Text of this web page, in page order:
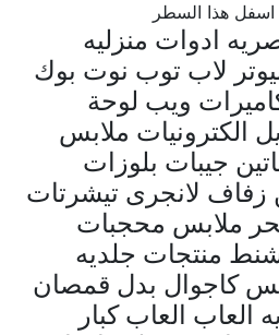
هذا السطر
ادوات منزليه
لاب توب نوت بوك
ويب لوحة
الكترونيات ملابس
جيبات بلوزات
لانجرى تيشرتات
ملابس محجبات
منتجات جلديه
كاجوال بدل قمصان
العاب كبار